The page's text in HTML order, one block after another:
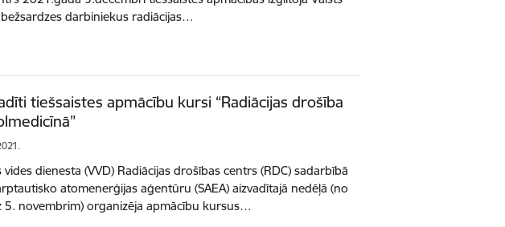
darbiniekus radiācijas…
tiešsaistes apmācību kursi “Radiācijas drošība
vides dienesta (VVD) Radiācijas drošības centrs (RDC) sadarbībā
atomenerģijas aģentūru (SAEA) aizvadītajā nedēļā (no
5. novembrim) organizēja apmācību kursus…